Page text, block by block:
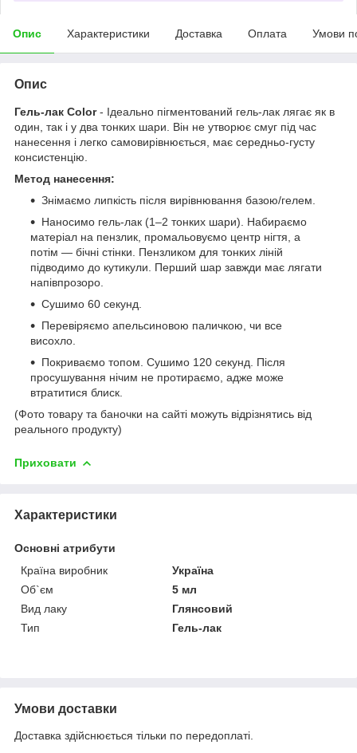
Опис Характеристики Доставка Оплата Умови
Опис
Гель-лак Color- Ідеально пігментований гель-лак лягає як в
один, так і у два тонких шари. Він не утворює смуг під час
нанесення і легко самовирівнюється, має середньо-густу
консистенцію.
Метод нанесення:
Знімаємо липкість після вирівнювання базою/гелем.
Наносимо гель-лак (1–2 тонких шари). Набираємо
матеріал на пензлик, промальовуємо центр нігтя, а
потім — бічні стінки. Пензликом для тонких ліній
підводимо до кутикули. Перший шар завжди має лягати
напівпрозоро.
Сушимо 60 секунд.
Перевіряємо апельсиновою паличкою, чи все
висохло.
Покриваємо топом. Сушимо 120 секунд. Після
просушування нічим не протираємо, адже може
втратитися блиск.
(Фото товару та баночки на сайті можуть відрізнятись від
реального продукту)
Приховати
Характеристики
Основні атрибути
Країна виробник
Україна
Об`єм
5 мл
Вид лаку
Глянсовий
Тип
Гель-лак
Умови доставки
Доставка здійснюється тільки по передоплаті.